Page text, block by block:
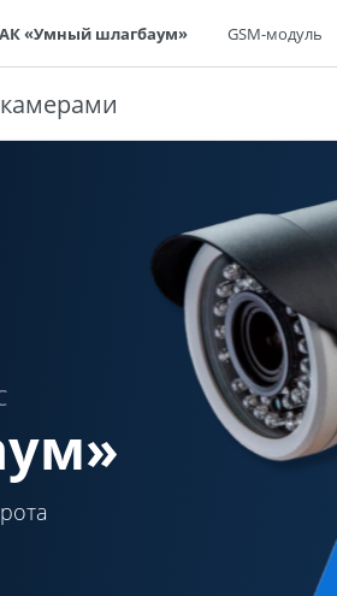
«Умный шлагбаум» GSM-модуль